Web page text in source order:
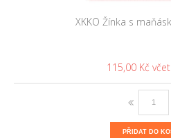
XKKO Žínka s
115,00 Kč
PŘIDAT DO